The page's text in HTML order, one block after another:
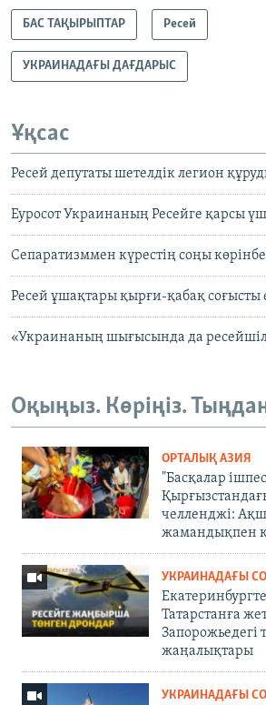
БАС ТАҚЫРЫПТАР Ресей
УКРАИНАДАҒЫ ДАҒДАРЫС
Ұқсас
Ресей депутаты шетелдік легион
Еуросот Украинаның Ресейге қарсы
Сепаратизммен күрестің соңы
Ресей ұшақтары қырғи-қабақ соғысты
«Украинаның шығысында да
Оқыңыз. Көріңіз.
ОРТАЛЫҚ АЗИЯ
"Басқалар
челленджі:
жамандықпен
УКРАИНАДАҒЫ
Татарстанға
Запорожьедегі
жаңалықтары
УКРАИНАДАҒЫ